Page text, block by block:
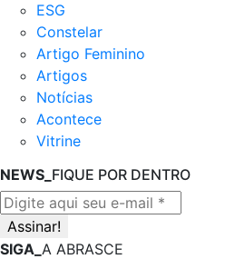
ESG
Constelar
Artigo Feminino
Artigos
Notícias
Acontece
Vitrine
NEWS_ FIQUE POR DENTRO
SIGA_ A ABRASCE